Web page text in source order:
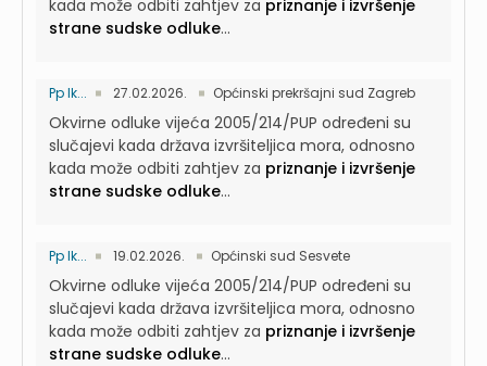
kada može odbiti zahtjev za priznanje i izvršenje
strane sudske odluke...
Pp Ik... 27.02.2026. Općinski prekršajni sud Zagreb
Okvirne odluke vijeća 2005/214/PUP određeni su
slučajevi kada država izvršiteljica mora, odnosno
kada može odbiti zahtjev za priznanje i izvršenje
strane sudske odluke...
Pp Ik... 19.02.2026. Općinski sud Sesvete
Okvirne odluke vijeća 2005/214/PUP određeni su
slučajevi kada država izvršiteljica mora, odnosno
kada može odbiti zahtjev za priznanje i izvršenje
strane sudske odluke...